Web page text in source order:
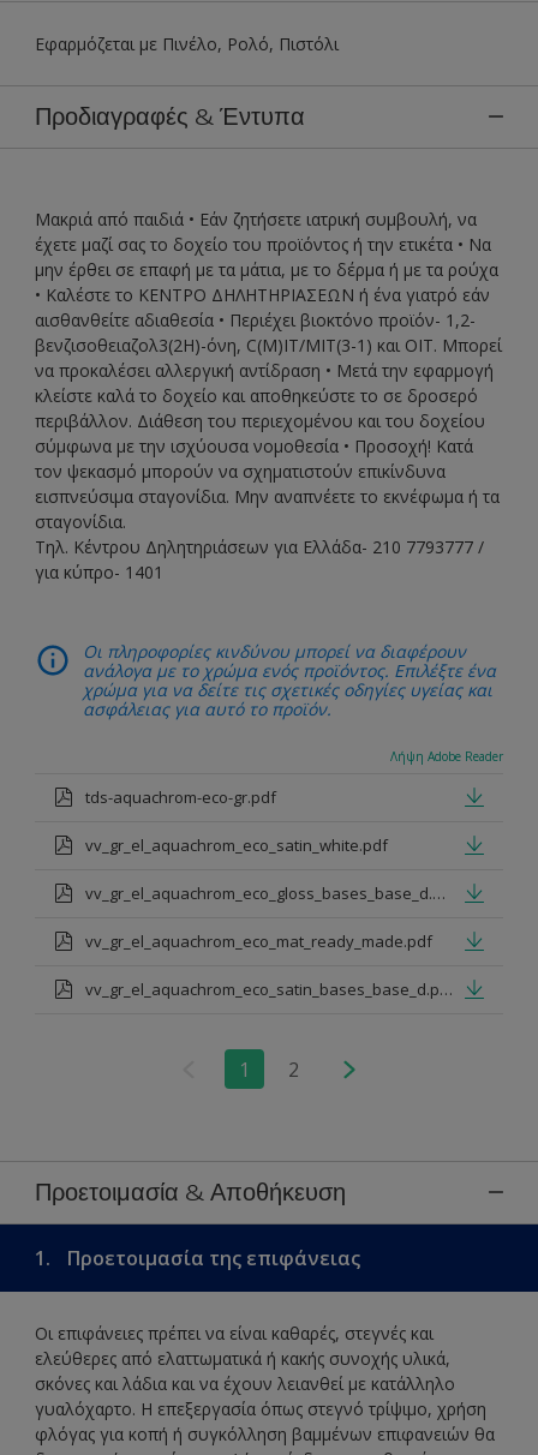
Εφαρμόζεται με Πινέλο, Ρολό, Πιστόλι
Προδιαγραφές & Έντυπα
Μακριά από παιδιά • Εάν ζητήσετε ιατρική συμβουλή, να
έχετε μαζί σας το δοχείο του προϊόντος ή την ετικέτα • Να
μην έρθει σε επαφή με τα μάτια, με το δέρμα ή με τα ρούχα
• Καλέστε το ΚΕΝΤΡΟ ΔΗΛΗΤΗΡΙΑΣΕΩΝ ή ένα γιατρό εάν
αισθανθείτε αδιαθεσία • Περιέχει βιοκτόνο προϊόν- 1,2-
βενζισοθειαζολ3(2H)-όνη, C(M)IT/MIT(3-1) και ΟΙΤ. Μπορεί
να προκαλέσει αλλεργική αντίδραση • Μετά την εφαρμογή
κλείστε καλά το δοχείο και αποθηκεύστε το σε δροσερό
περιβάλλον. Διάθεση του περιεχομένου και του δοχείου
σύμφωνα με την ισχύουσα νομοθεσία • Προσοχή! Κατά
τον ψεκασμό μπορούν να σχηματιστούν επικίνδυνα
εισπνεύσιμα σταγονίδια. Μην αναπνέετε το εκνέφωμα ή τα
σταγονίδια.
Τηλ. Κέντρου Δηλητηριάσεων για Ελλάδα- 210 7793777 /
για κύπρο- 1401
Οι πληροφορίες κινδύνου μπορεί να διαφέρουν
ανάλογα με το χρώμα ενός προϊόντος. Επιλέξτε ένα
χρώμα για να δείτε τις σχετικές οδηγίες υγείας και
ασφάλειας για αυτό το προϊόν.
Λήψη Adobe Reader
tds-aquachrom-eco-gr.pdf
vv_gr_el_aquachrom_eco_satin_white.pdf
vv_gr_el_aquachrom_eco_gloss_bases_base_d.pdf
vv_gr_el_aquachrom_eco_mat_ready_made.pdf
vv_gr_el_aquachrom_eco_satin_bases_base_d.pdf
1 2
Προετοιμασία & Αποθήκευση
1. Προετοιμασία της επιφάνειας
Οι επιφάνειες πρέπει να είναι καθαρές, στεγνές και
ελεύθερες από ελαττωματικά ή κακής συνοχής υλικά,
σκόνες και λάδια και να έχουν λειανθεί με κατάλληλο
γυαλόχαρτο. Η επεξεργασία όπως στεγνό τρίψιμο, χρήση
φλόγας για κοπή ή συγκόλληση βαμμένων επιφανειών θα